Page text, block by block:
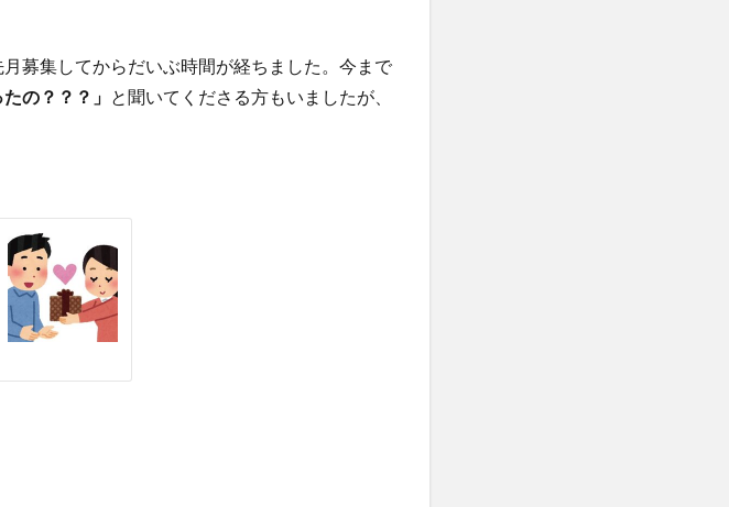
募集してからだいぶ時間が経ちました。今まで
の？？？」 と聞いてくださる方もいましたが、